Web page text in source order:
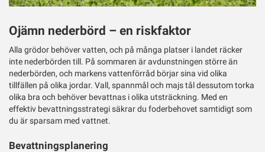
Ojämn nederbörd – en riskfaktor
Alla grödor behöver vatten, och på många platser i landet räcker
inte nederbörden till. På sommaren är avdunstningen större än
nederbörden, och markens vattenförråd börjar sina vid olika
tillfällen på olika jordar. Vall, spannmål och majs tål dessutom torka
olika bra och behöver bevattnas i olika utsträckning. Med en
effektiv bevattningsstrategi säkrar du foderbehovet samtidigt som
du är sparsam med vattnet.
Bevattningsplanering